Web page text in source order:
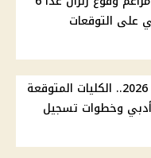
التوقعات
تنسيق المرحلة الثانية 2026.. الكليات المتوقعة
وخطوات تسجيل